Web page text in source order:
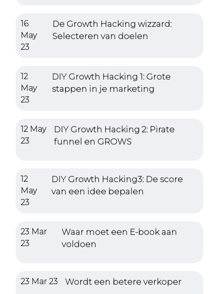
16
May
23
De Growth Hacking wizzard:
Selecteren van doelen
12
May
23
DIY Growth Hacking 1: Grote
stappen in je marketing
12 May
23
DIY Growth Hacking 2: Pirate
funnel en GROWS
12
May
23
DIY Growth Hacking3: De score
van een idee bepalen
23 Mar
23
Waar moet een E-book aan
voldoen
23 Mar 23 Wordt een betere verkoper